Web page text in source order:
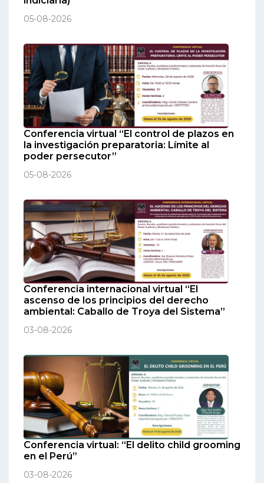
05-08-2026
Conferencia virtual “El control de plazos en
la investigación preparatoria: Límite al
poder persecutor”
05-08-2026
Conferencia internacional virtual “El
ascenso de los principios del derecho
ambiental: Caballo de Troya del Sistema”
03-08-2026
Conferencia virtual: “El delito child grooming
en el Perú”
03-08-2026